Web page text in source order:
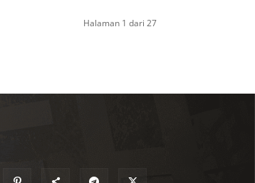
Halaman 1 dari 27